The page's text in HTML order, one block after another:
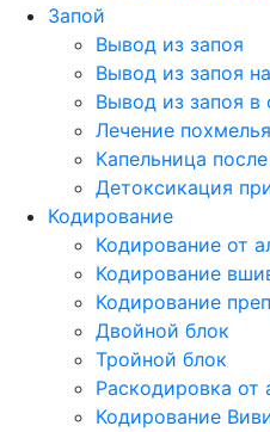
Запой
Вывод из запоя
Вывод из запоя
Вывод из запоя в
Лечение похмелья
Капельница
Детоксикация
Кодирование
Кодирование от
Кодирование
Кодирование
Двойной блок
Тройной блок
Раскодировка от
Кодирование